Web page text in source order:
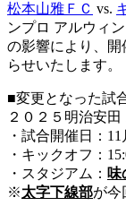
松本山雅ＦＣ vs.
ンプロ アルウィ
の影響により、
らせいたします。
■変更となった試
２０２５明治安
・試合開催日：11
・キックオフ：
・スタジアム： 味
※太字下線部が今